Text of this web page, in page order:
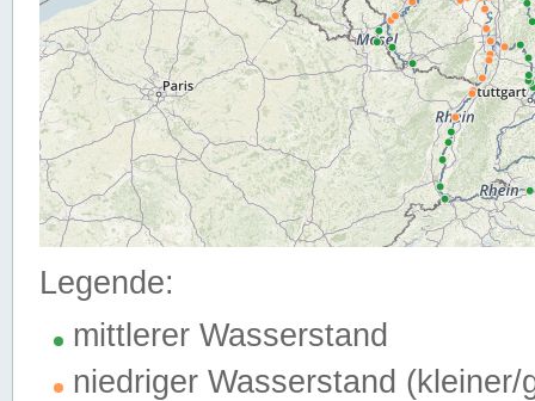
Legende:
mittlerer Wasserstand
niedriger Wasserstand (kleiner/